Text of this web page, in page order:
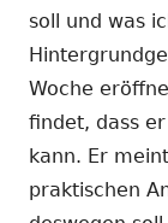
soll und was
Woche
findet, dass
kann. Er
praktischen